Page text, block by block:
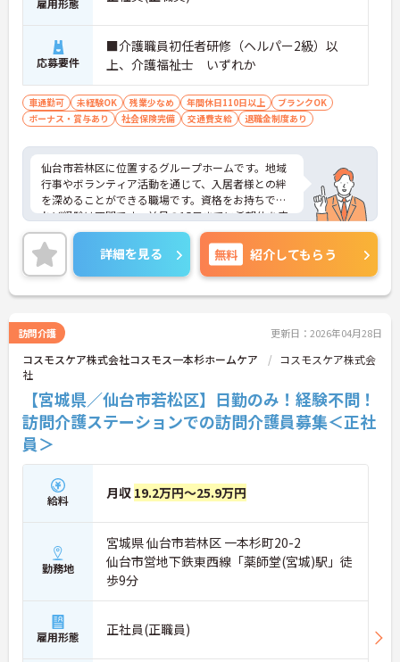
応募要件
■介護職員初任者研修（ヘルパー2級）以
上、介護福祉士 いずれか
車通勤可 未経験OK 残業少なめ 年間休日110日以上
ブランクOK
ボーナス・賞与あり
社会保険完備 交通費支給 退職金制度あり
仙台市若林区に位置するグループホームです。地域
行事やボランティア活動を通じて、入居者様との絆
を深めることができる職場です。資格をお持ちであ
れば経験は不問です。前月の15日までに希望休を申
請でき、また、連休取得も可能ですので、リフレッ
シュしながら働けます。定年制を撤廃し、長く働け
る制度も整っています。ご興味のある方には、面接
対策ポイントなど、さらに詳細をお話ししますので
お気軽にご相談ください！
詳細を見る 無料 紹介してもらう
訪問介護 更新日：2026年04月28日
コスモスケア株式会社コスモス一本杉ホームケア
コスモスケア株式会
社
【宮城県／仙台市若松区】日勤のみ！経験不問！
訪問介護ステーションでの訪問介護員募集＜正社
員＞
給料 月収 19.2万円～25.9万円
勤務地
宮城県 仙台市若林区 一本杉町20-2
仙台市営地下鉄東西線「薬師堂(宮城)駅」徒
歩9分
雇用形態 正社員(正職員)